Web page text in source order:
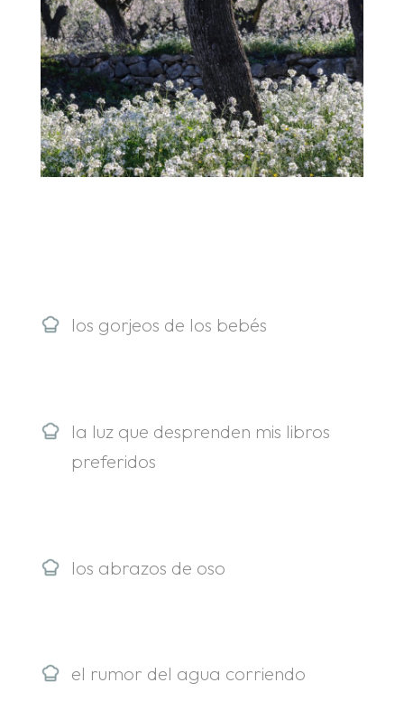
los gorjeos de los bebés
la luz que desprenden mis libros
preferidos
los abrazos de oso
el rumor del agua corriendo